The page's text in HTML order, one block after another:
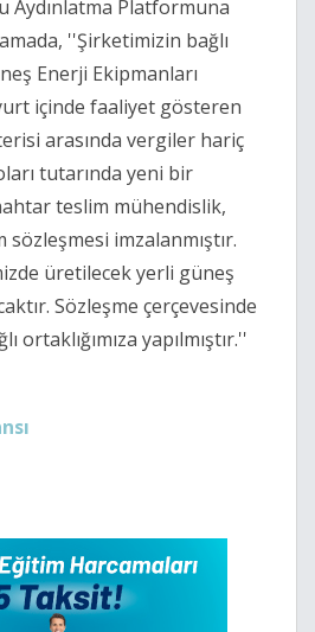
Aydınlatma Platformuna
''Şirketimizin bağlı
Enerji Ekipmanları
içinde faaliyet gösteren
arasında vergiler hariç
tutarında yeni bir
teslim mühendislik,
imzalanmıştır.
üretilecek yerli güneş
Sözleşme çerçevesinde
ortaklığımıza yapılmıştır.''